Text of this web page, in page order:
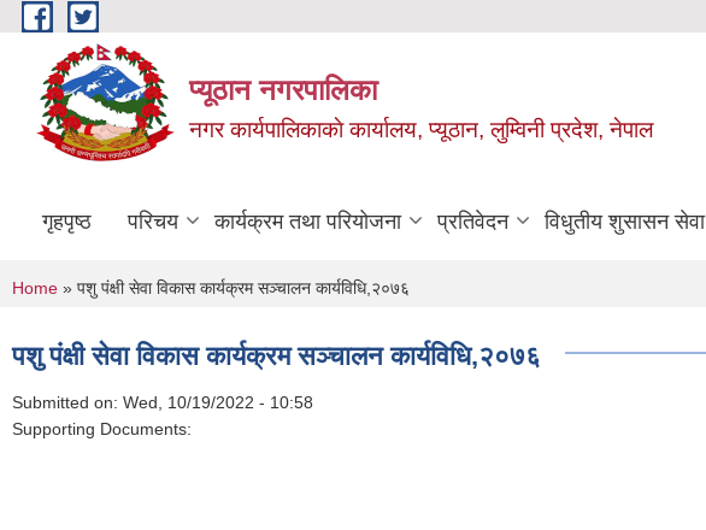
Skip to main content
प्यूठान नगरपालिका
नगर कार्यपालिकाकाे कार्यालय, प्यूठान, लुम्विनी प्रदेश, नेपाल
गृहपृष्ठ परिचय कार्यक्रम तथा परियोजना प्रतिवेदन विधुतीय शुसासन सेवा
You are here
Home » पशु पंक्षी सेवा विकास कार्यक्रम सञ्चालन कार्यविधि,२०७६
पशु पंक्षी सेवा विकास कार्यक्रम सञ्चालन कार्यविधि,२०७६
Submitted on: Wed, 10/19/2022 - 10:58
Supporting Documents: